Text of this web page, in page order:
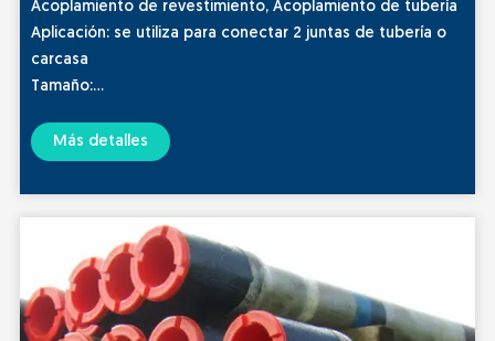
Acoplamiento de revestimiento, Acoplamiento de tubería
Aplicación: se utiliza para conectar 2 juntas de tubería o
carcasa
Tamaño:
Cobertura de la carcasa: 4-1/2'' - 13-3/8''
Estándar de tubería:
API 5CT y 5B PSL1/PSL2 J55,K55,N80-1,N80-Q,
API 5CT y 5B L80-1,C90, C95,T95, P110, Q125
Superficie: Fosfatación entera o fosfatación interior y
revestimiento exterior
Subproceso: NUE, EUE,STC, LTC, BTC, XC, or as customer's
requirements.
Más detalles